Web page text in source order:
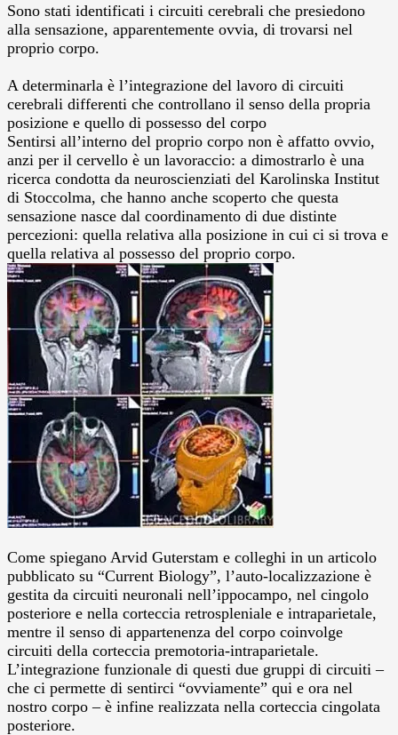
Sono stati identificati i circuiti cerebrali che presiedono
alla sensazione, apparentemente ovvia, di trovarsi nel
proprio corpo.
A determinarla è l’integrazione del lavoro di circuiti
cerebrali differenti che controllano il senso della propria
posizione e quello di possesso del corpo
Sentirsi all’interno del proprio corpo non è affatto ovvio,
anzi per il cervello è un lavoraccio: a dimostrarlo è una
ricerca condotta da neuroscienziati del Karolinska Institut
di Stoccolma, che hanno anche scoperto che questa
sensazione nasce dal coordinamento di due distinte
percezioni: quella relativa alla posizione in cui ci si trova e
quella relativa al possesso del proprio corpo.
Come spiegano Arvid Guterstam e colleghi in un articolo
pubblicato su “Current Biology”, l’auto-localizzazione è
gestita da circuiti neuronali nell’ippocampo, nel cingolo
posteriore e nella corteccia retrospleniale e intraparietale,
mentre il senso di appartenenza del corpo coinvolge
circuiti della corteccia premotoria-intraparietale.
L’integrazione funzionale di questi due gruppi di circuiti –
che ci permette di sentirci “ovviamente” qui e ora nel
nostro corpo – è infine realizzata nella corteccia cingolata
posteriore.